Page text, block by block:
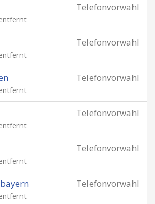
Telefonvorwahl
Telefonvorwahl
Telefonvorwahl
Telefonvorwahl
Telefonvorwahl
Telefonvorwahl